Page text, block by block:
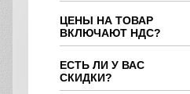
ЦЕНЫ НА ТОВАР
ВКЛЮЧАЮТ НДС?
ЕСТЬ ЛИ У ВАС
СКИДКИ?